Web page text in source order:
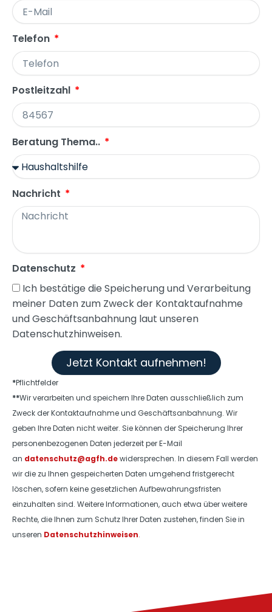
Telefon
Postleitzahl
Beratung Thema..
Nachricht
Datenschutz
Ich bestätige die Speicherung und Verarbeitung
meiner Daten zum Zweck der Kontaktaufnahme
und Geschäftsanbahnung laut unseren
Datenschutzhinweisen.
Jetzt Kontakt aufnehmen!
*Pflichtfelder
**Wir verarbeiten und speichern Ihre Daten ausschließlich zum
Zweck der Kontaktaufnahme und Geschäftsanbahnung. Wir
geben Ihre Daten nicht weiter. Sie können der Speicherung Ihrer
personenbezogenen Daten jederzeit per E-Mail
an datenschutz@agfh.dewidersprechen. In diesem Fall werden
wir die zu Ihnen gespeicherten Daten umgehend fristgerecht
löschen, sofern keine gesetzlichen Aufbewahrungsfristen
einzuhalten sind. Weitere Informationen, auch etwa über weitere
Rechte, die Ihnen zum Schutz Ihrer Daten zustehen, finden Sie in
unseren Datenschutzhinweisen.